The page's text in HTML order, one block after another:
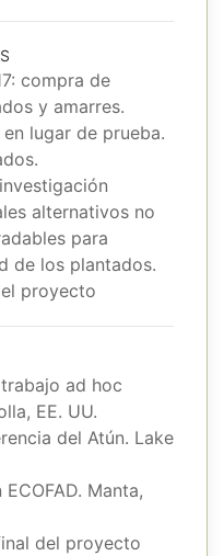
compra de
y amarres.
lugar de prueba.
alternativos no
para
de los plantados.
proyecto
ad hoc
EE. UU.
del Atún. Lake
Manta,
del proyecto